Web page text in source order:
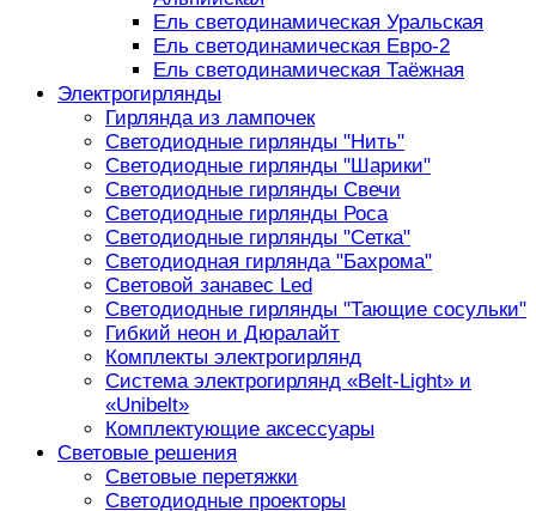
Ель светодинамическая Уральская
Ель светодинамическая Евро-2
Ель светодинамическая Таёжная
Электрогирлянды
Гирлянда из лампочек
Светодиодные гирлянды "Нить"
Светодиодные гирлянды "Шарики"
Светодиодные гирлянды Свечи
Светодиодные гирлянды Роса
Светодиодные гирлянды "Сетка"
Светодиодная гирлянда "Бахрома"
Световой занавес Led
Светодиодные гирлянды "Тающие сосульки"
Гибкий неон и Дюралайт
Комплекты электрогирлянд
Система электрогирлянд «Belt-Light» и
«Unibelt»
Комплектующие аксессуары
Световые решения
Световые перетяжки
Светодиодные проекторы